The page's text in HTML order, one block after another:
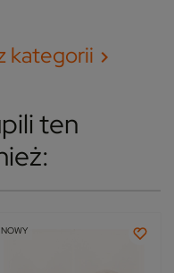
kategorii 
ten
NOWY